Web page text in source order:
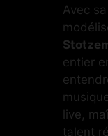
Avec
entier
live,
talent